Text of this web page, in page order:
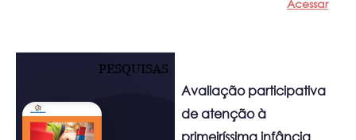
Acessar
PESQUISAS
Avaliação participativa
de atenção à
primeiríssima infância